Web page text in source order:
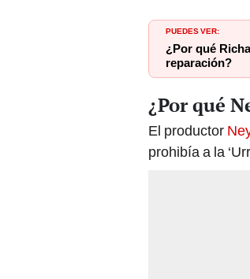
PUEDES VER:
¿Por qué
reparación?
¿Por qué
El productor
prohibía a la